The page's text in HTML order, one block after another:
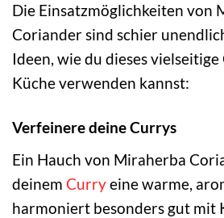
Die Einsatzmöglichkeiten von
Coriander sind schier
Ideen, wie du dieses
Küche verwenden kannst:
Verfeinere deine Currys
Ein Hauch von Miraherba
deinem Curryeine warme,
harmoniert besonders gut mit